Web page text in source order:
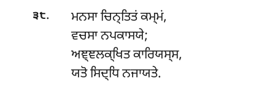
੩੮. ਮਨਸਾਚਿਨ੍ਤਿਤਂ ਕਮ੍ਮਂ,
ਵਚਸਾ ਨਪਕਾਸਯੇ;
ਅਞ੍ਞਲਕ੍ਖਿਤ ਕਾਰਿਯਸ੍ਸ,
ਯਤੋ ਸਿਦ੍ਧਿ ਨਜਾਯਤੇ.